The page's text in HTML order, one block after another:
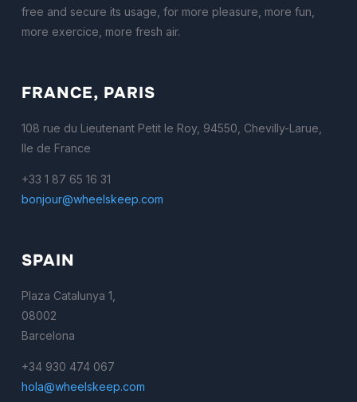
free and secure its usage, for more pleasure, more fun,
more exercice, more fresh air.
FRANCE, PARIS
108 rue du Lieutenant Petit le Roy, 94550, Chevilly-Larue,
Ile de France
+33 1 87 65 16 31
bonjour@wheelskeep.com
SPAIN
Plaza Catalunya 1,
08002
Barcelona
+34 930 474 067
hola@wheelskeep.com